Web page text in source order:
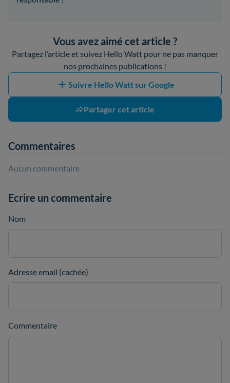
Vous avez aimé cet article ?
Partagez l’article et suivez Hello Watt pour ne pas manquer
nos prochaines publications !
Suivre Hello Watt sur Google
Partager cet article
Commentaires
Aucun commentaire
Ecrire un commentaire
Nom
Adresse email (cachée)
Commentaire